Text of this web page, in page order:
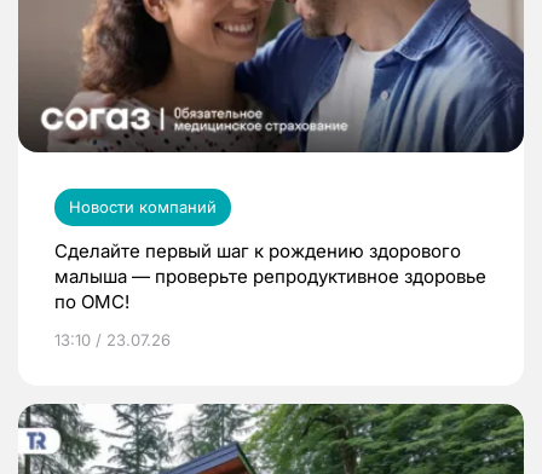
Новости компаний
Сделайте первый шаг к рождению здорового
малыша — проверьте репродуктивное здоровье
по ОМС!
13:10 / 23.07.26